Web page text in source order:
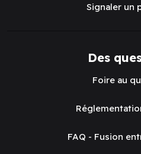
Signaler un
Des
Foire au
FAQ - Fusion